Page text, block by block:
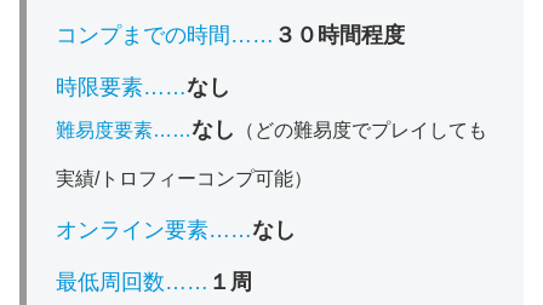
コンプまでの時間…… ３０時間程度
時限要素……なし
難易度要素……なし （どの難易度でプレイしても
実績/トロフィーコンプ可能）
オンライン要素……なし
最低周回数…… １周